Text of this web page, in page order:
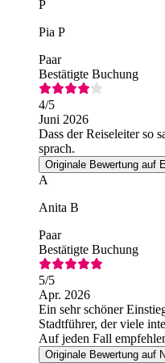
P
Pia P
Paar
Bestätigte Buchung
4/5
Juni 2026
Dass der Reiseleiter so
sprach.
Originale Bewertung auf
A
Anita B
Paar
Bestätigte Buchung
5/5
Apr. 2026
Ein sehr schöner
Stadtführer, der viele
Auf jeden Fall
Originale Bewertung auf